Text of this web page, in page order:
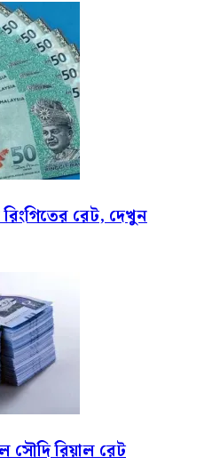
রেট, দেখুন
সৌদি রিয়াল রেট